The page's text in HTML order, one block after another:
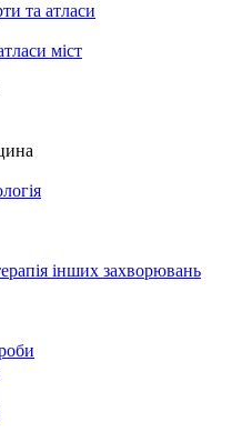
та атласи
міст
інших захворювань